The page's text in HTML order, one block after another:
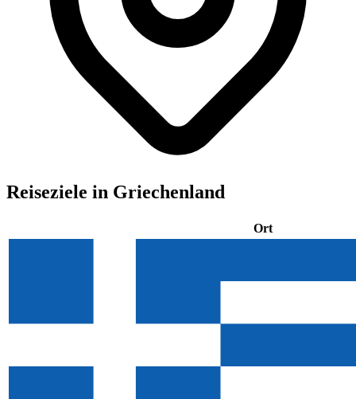
Reiseziele in Griechenland
Ort